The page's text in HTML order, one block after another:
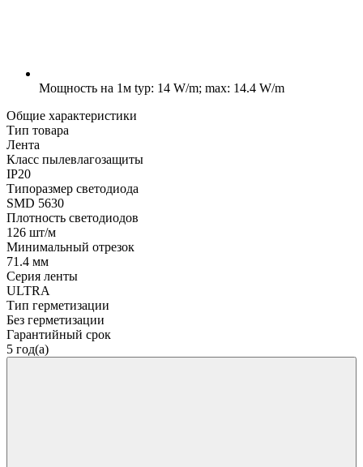
Мощность на 1м typ: 14 W/m; max: 14.4 W/m
Общие характеристики
Тип товара
Лента
Класс пылевлагозащиты
IP20
Типоразмер светодиода
SMD 5630
Плотность светодиодов
126 шт/м
Минимальный отрезок
71.4 мм
Серия ленты
ULTRA
Тип герметизации
Без герметизации
Гарантийный срок
5 год(а)